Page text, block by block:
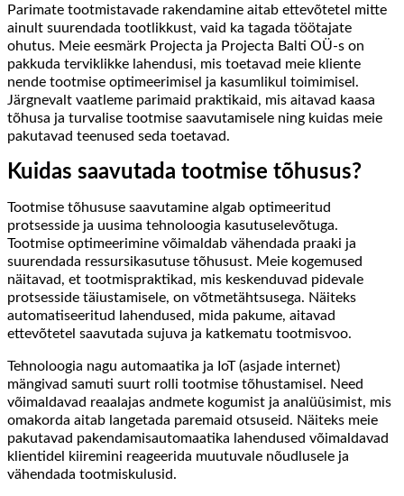
Parimate tootmistavade rakendamine aitab ettevõtetel mitte
ainult suurendada tootlikkust, vaid ka tagada töötajate
ohutus. Meie eesmärk Projecta ja Projecta Balti OÜ-s on
pakkuda terviklikke lahendusi, mis toetavad meie kliente
nende tootmise optimeerimisel ja kasumlikul toimimisel.
Järgnevalt vaatleme parimaid praktikaid, mis aitavad kaasa
tõhusa ja turvalise tootmise saavutamisele ning kuidas meie
pakutavad teenused seda toetavad.
Kuidas saavutada tootmise tõhusus?
Tootmise tõhususe saavutamine algab optimeeritud
protsesside ja uusima tehnoloogia kasutuselevõtuga.
Tootmise optimeerimine võimaldab vähendada praaki ja
suurendada ressursikasutuse tõhusust. Meie kogemused
näitavad, et tootmispraktikad, mis keskenduvad pidevale
protsesside täiustamisele, on võtmetähtsusega. Näiteks
automatiseeritud lahendused, mida pakume, aitavad
ettevõtetel saavutada sujuva ja katkematu tootmisvoo.
Tehnoloogia nagu automaatika ja IoT (asjade internet)
mängivad samuti suurt rolli tootmise tõhustamisel. Need
võimaldavad reaalajas andmete kogumist ja analüüsimist, mis
omakorda aitab langetada paremaid otsuseid. Näiteks meie
pakutavad pakendamisautomaatika lahendused võimaldavad
klientidel kiiremini reageerida muutuvale nõudlusele ja
vähendada tootmiskulusid.